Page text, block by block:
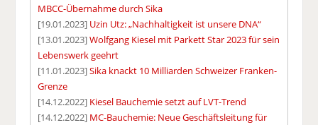
MBCC-Übernahme durch Sika
[19.01.2023] Uzin Utz: „Nachhaltigkeit ist unsere DNA“
[13.01.2023]Wolfgang Kiesel mit Parkett Star 2023 für sein
Lebenswerk geehrt
[11.01.2023]Sika knackt 10 Milliarden Schweizer Franken-
Grenze
[14.12.2022] Kiesel Bauchemie setzt auf LVT-Trend
[14.12.2022] MC-Bauchemie: Neue Geschäftsleitung für